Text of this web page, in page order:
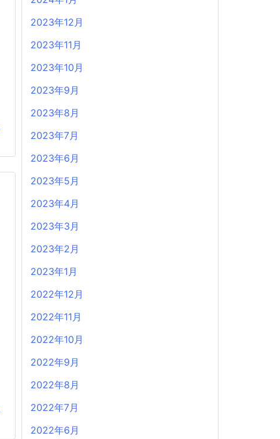
2023年12月
2023年11月
2023年10月
2023年9月
2023年8月
2023年7月
2023年6月
2023年5月
2023年4月
2023年3月
2023年2月
2023年1月
2022年12月
2022年11月
2022年10月
2022年9月
2022年8月
2022年7月
2022年6月